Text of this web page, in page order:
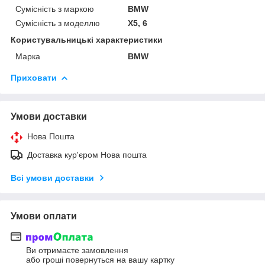
Сумісність з маркою
BMW
Сумісність з моделлю
X5, 6
Користувальницькі характеристики
Марка
BMW
Приховати
Умови доставки
Нова Пошта
Доставка кур'єром Нова пошта
Всі умови доставки
Умови оплати
Ви отримаєте замовлення
або гроші повернуться на вашу картку